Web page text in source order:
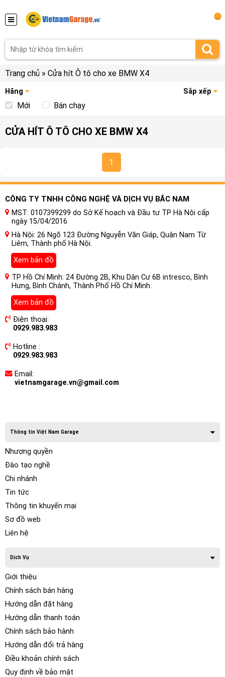
Trang chủ » Cửa hít Ô tô cho xe BMW X4
Hãng Sắp xếp
Mới Bán chạy
CỬA HÍT Ô TÔ CHO XE BMW X4
1
CÔNG TY TNHH CÔNG NGHỆ VÀ DỊCH VỤ BẮC NAM
MST: 0107399299 do Sở Kế hoạch và Đầu tư TP Hà Nội cấp
ngày 15/04/2016
Hà Nội: 26 Ngõ 123 Đường Nguyễn Văn Giáp, Quận Nam Từ
Liêm, Thành phố Hà Nội.
Xem bản đồ
TP Hồ Chí Minh: 24 Đường 2B, Khu Dân Cư 6B intresco, Bình
Hưng, Bình Chánh, Thành Phố Hồ Chí Minh.
Xem bản đồ
Điện thoại:
0929.983.983
Hotline :
0929.983.983
Email:
vietnamgarage.vn@gmail.com
Thông tin Việt Nam Garage
Nhượng quyền
Đào tạo nghề
Chi nhánh
Tin tức
Thông tin khuyến mại
Sơ đồ web
Liên hệ
Dịch Vụ
Giới thiệu
Chính sách bán hàng
Hướng dẫn đặt hàng
Hướng dẫn thanh toán
Chính sách bảo hành
Hướng dẫn đổi trả hàng
Điều khoản chính sách
Quy định về bảo mật